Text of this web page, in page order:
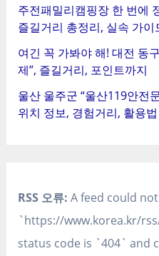
주전패밀리캠핑장 한 번에
즐길거리 총정리, 실속 가이
여긴 꼭 가봐야 해! 대전 동
제”, 즐길거리, 포인트까지
울산 울주군 “울산119안전
위치 정보, 경험거리, 활용
RSS 오류: A feed could
`https://www.korea.kr/
status code is `404` and